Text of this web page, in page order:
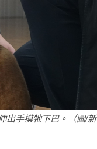
出手摸牠下巴。（圖/新